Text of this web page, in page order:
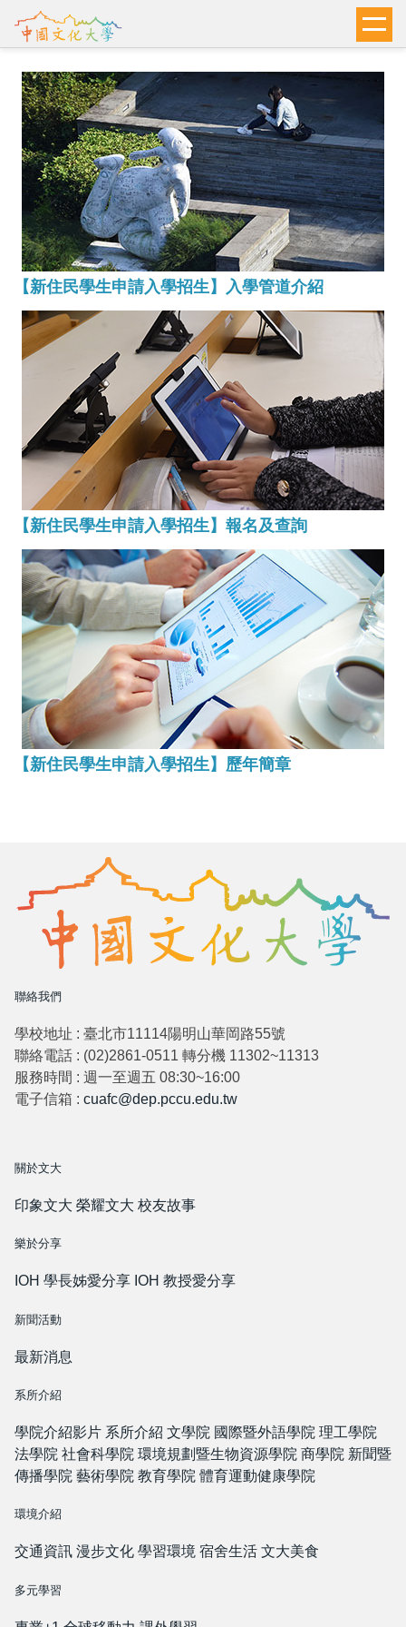
到
要
內
容
區
【新住民學生申請入學招生】入學管道介紹
【新住民學生申請入學招生】報名及查詢
【新住民學生申請入學招生】歷年簡章
聯絡我們
學校地址 : 臺北市11114陽明山華岡路55號
聯絡電話 : (02)2861-0511 轉分機 11302~11313
服務時間 : 週一至週五 08:30~16:00
電子信箱 : cuafc@dep.pccu.edu.tw
關於文大
印象文大 榮耀文大 校友故事
樂於分享
IOH 學長姊愛分享 IOH 教授愛分享
新聞活動
最新消息
系所介紹
學院介紹影片 系所介紹 文學院 國際暨外語學院 理工學院
法學院 社會科學院 環境規劃暨生物資源學院 商學院 新聞暨
傳播學院 藝術學院 教育學院 體育運動健康學院
環境介紹
交通資訊 漫步文化 學習環境 宿舍生活 文大美食
多元學習